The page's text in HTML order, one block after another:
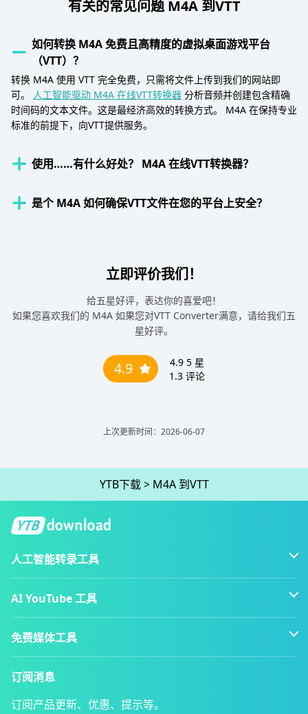
有关的常见问题 M4A 到VTT
如何转换 M4A 免费且高精度的虚拟桌面游戏平台
（VTT）？
转换 M4A 使用 VTT 完全免费，只需将文件上传到我们的网站即
可。
人工智能驱动 M4A 在线VTT转换器 分析音频并创建包含精确
时间码的文本文件。这是最经济高效的转换方式。 M4A 在保持专业
标准的前提下，向VTT提供服务。
使用……有什么好处？ M4A 在线VTT转换器？
是个 M4A 如何确保VTT文件在您的平台上安全？
立即评价我们！
给五星好评，表达你的喜爱吧！
如果您喜欢我们的 M4A 如果您对VTT Converter满意，请给我们五
星好评。
4.9 4.9 5 星
1.3 评论
上次更新时间：2026-06-07
YTB下载> M4A 到VTT
人工智能转录工具
AI YouTube 工具
免费媒体工具
订阅消息
订阅产品更新、优惠、提示等。